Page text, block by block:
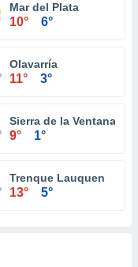
Mar del Plata
10° 6°
Olavarría
11° 3°
Sierra de la Ventana
9° 1°
Trenque Lauquen
13° 5°